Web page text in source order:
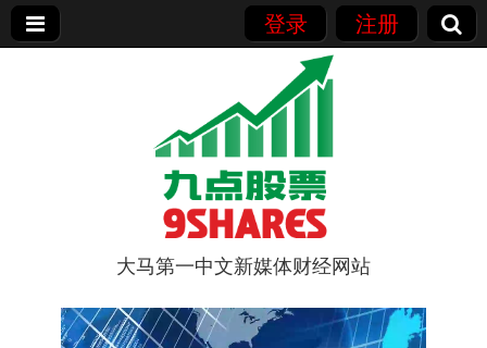
登录 注册
9点股票
大马第一中文新媒体财经网站